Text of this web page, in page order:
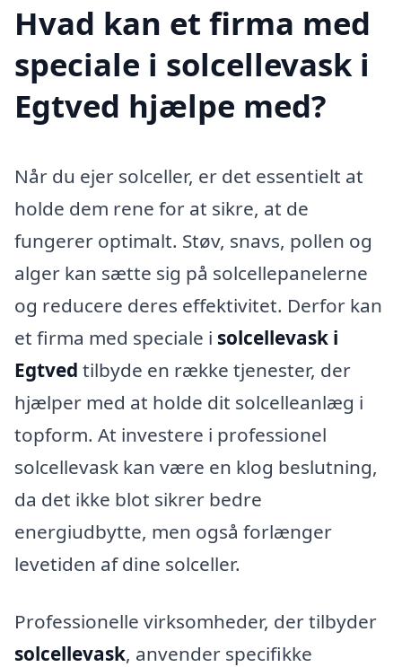
Hvad kan et firma med
speciale i solcellevask i
Egtved hjælpe med?
Når du ejer solceller, er det essentielt at
holde dem rene for at sikre, at de
fungerer optimalt. Støv, snavs, pollen og
alger kan sætte sig på solcellepanelerne
og reducere deres effektivitet. Derfor kan
et firma med speciale i solcellevask i
Egtved tilbyde en række tjenester, der
hjælper med at holde dit solcelleanlæg i
topform. At investere i professionel
solcellevask kan være en klog beslutning,
da det ikke blot sikrer bedre
energiudbytte, men også forlænger
levetiden af dine solceller.
Professionelle virksomheder, der tilbyder
solcellevask, anvender specifikke